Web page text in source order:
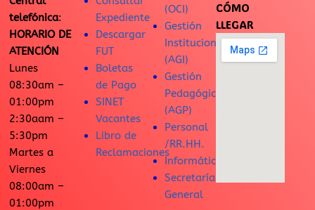
telefónica:
HORARIO DE
ATENCIÓN
Lunes
08:30am –
01:00pm
2:30aam –
5:30pm
Martes a
Viernes
08:00am –
01:00pm
Expediente
Descargar
FUT
Boletas
de Pago
SINET
Vacantes
Libro de
Reclamaciones
(OCI)
Gestión
Institucional
(AGI)
Gestión
Pedagógica
(AGP)
Personal
/RR.HH.
Informática
Secretaría
General
CÓMO
LLEGAR